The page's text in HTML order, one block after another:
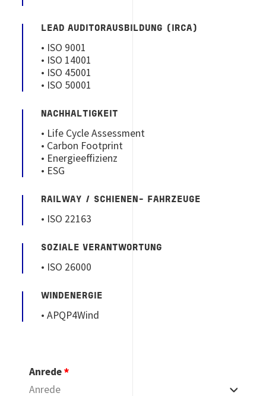
LEAD AUDITORAUSBILDUNG (IRCA)
• ISO 9001
• ISO 14001
• ISO 45001
• ISO 50001
NACHHALTIGKEIT
• Life Cycle Assessment
• Carbon Footprint
• Energieeffizienz
• ESG
RAILWAY / SCHIENEN- FAHRZEUGE
• ISO 22163
SOZIALE VERANTWORTUNG
• ISO 26000
WINDENERGIE
• APQP4Wind
Anrede